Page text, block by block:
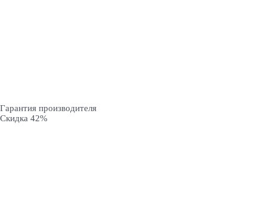
Гарантия производителя
Скидка 42%